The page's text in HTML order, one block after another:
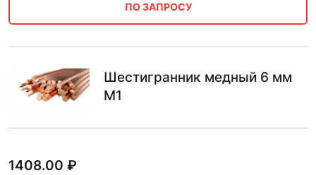
ПО ЗАПРОСУ
Шестигранник медный 6 мм
М1
1408.00 ₽